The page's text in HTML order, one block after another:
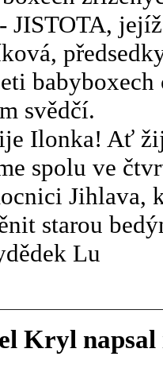
JISTOTA,
svědčí.
Ilonka! Ať
spolu ve
Jihlava,
starou
Lu
Kryl napsal